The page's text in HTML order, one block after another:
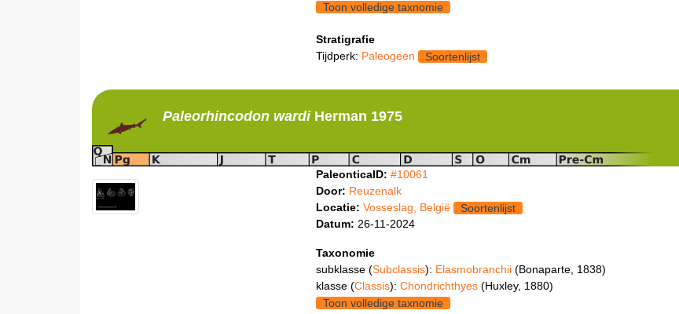
Toon volledige taxnomie
Stratigrafie
Tijdperk: Paleogeen Soortenlijst
Paleorhincodonwardi Herman 1975
PaleonticaID: #10061
Door: Reuzenalk
Locatie: Vosseslag, België
Soortenlijst
Datum: 26-11-2024
Taxonomie
subklasse (Subclassis): Elasmobranchii (Bonaparte, 1838)
klasse (Classis): Chondrichthyes (Huxley, 1880)
Toon volledige taxnomie